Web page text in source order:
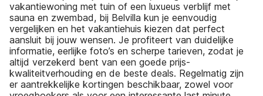
vakantiewoning met tuin of een luxueus verblijf met
sauna en zwembad, bij Belvilla kun je eenvoudig
vergelijken en het vakantiehuis kiezen dat perfect
aansluit bij jouw wensen. Je profiteert van duidelijke
informatie, eerlijke foto’s en scherpe tarieven, zodat je
altijd verzekerd bent van een goede prijs-
kwaliteitverhouding en de beste deals. Regelmatig zijn
er aantrekkelijke kortingen beschikbaar, zowel voor